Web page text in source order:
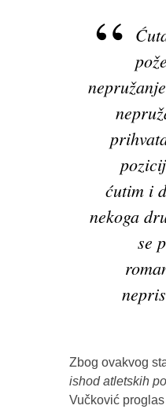
ćutim i
nekoga
se
Zbog ovakvog
ishod atletskih
Vučković